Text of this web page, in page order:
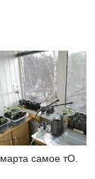
самое тО.